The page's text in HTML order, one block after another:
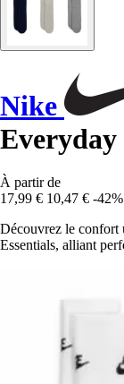
Nike
Everyday
À partir de
17,99 € 10,47 € -42%
Découvrez le confort
Essentials, alliant